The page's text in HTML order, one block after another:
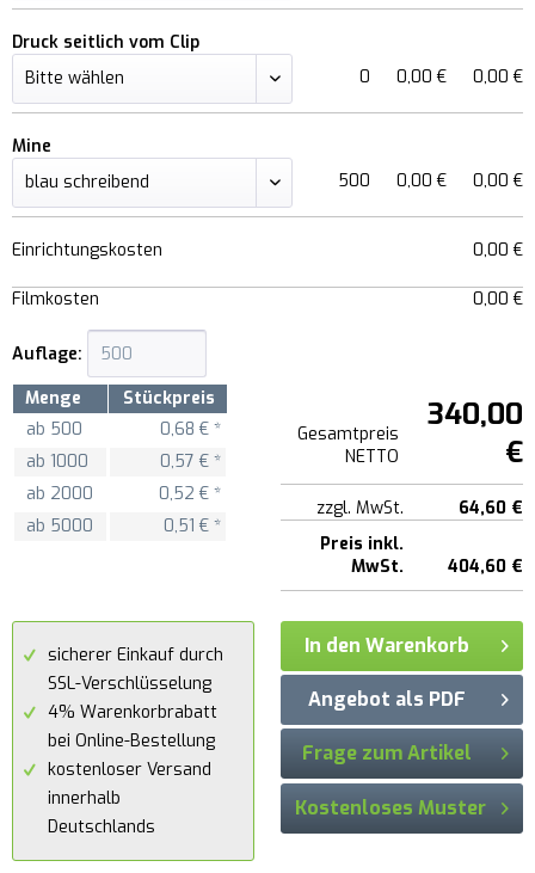
Druck seitlich vom Clip
0
0,00 € 0,00 €
Mine
500
0,00 € 0,00 €
Einrichtungskosten 0,00 €
Filmkosten 0,00 €
Auflage:
Menge
Stückpreis
ab 500
0,68 € *
ab 1000
0,57 € *
ab 2000
0,52 € *
ab 5000 0,51 € *
Gesamtpreis
NETTO
340,00
€
zzgl. MwSt.
64,60 €
Preis inkl.
MwSt.
404,60 €
sicherer Einkauf durch
SSL-Verschlüsselung
4% Warenkorbrabatt
bei Online-Bestellung
kostenloser Versand
innerhalb
Deutschlands
In den Warenkorb
Angebot als PDF
Frage zum Artikel
Kostenloses Muster